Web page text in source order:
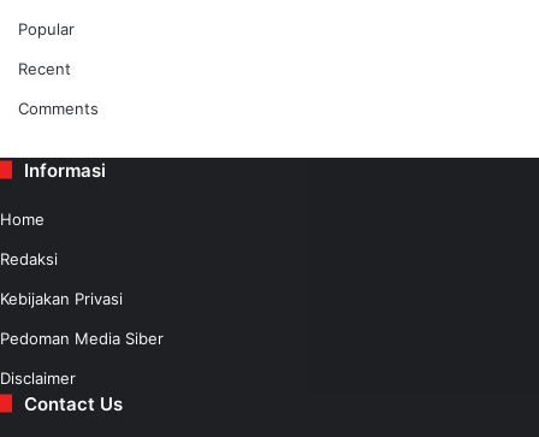
Popular
Recent
Comments
Informasi
Home
Redaksi
Kebijakan Privasi
Pedoman Media Siber
Disclaimer
Contact Us